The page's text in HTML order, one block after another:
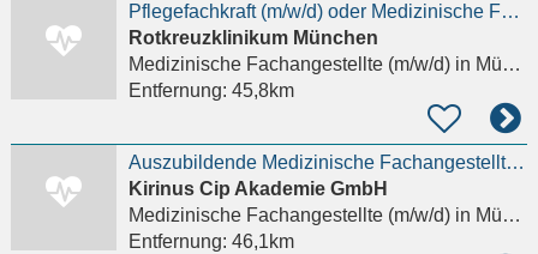
Pflegefachkraft (m/w/d) oder Medizinische Fachangestellte (m/w/d) - HKL
Rotkreuzklinikum München
Medizinische Fachangestellte (m/w/d)in München, Neuhausen
Entfernung: 45,8km
Auszubildende Medizinische Fachangestellte (m/w/d) - Praxis Rotkreuzplatz
Kirinus Cip Akademie GmbH
Medizinische Fachangestellte (m/w/d)in München, Neuhausen
Entfernung: 46,1km